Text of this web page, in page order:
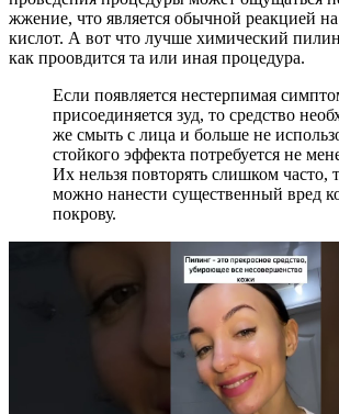
жжение, что является обычной реакцией на
кислот. А вот что лучше химический
как проовдится та или иная процедура.
Если появляется нестерпимая
присоединяется зуд, то средство
же смыть с лица и больше не
стойкого эффекта потребуется не
Их нельзя повторять слишком часто,
можно нанести существенный вред
покрову.